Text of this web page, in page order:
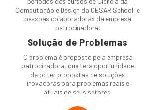
Computação e Design da CESAR School, e
pessoas colaboradoras da empresa
patrocinadora.
Solução de Problemas
O problema é proposto pela empresa
patrocinadora, que terá oportunidade
de obter propostas de soluções
inovadoras para problemas reais e
atuais de seus setores.